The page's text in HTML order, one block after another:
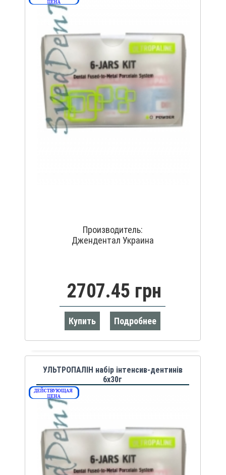
Производитель:
Джендентал Украина
2707.45 грн
Купить Подробнее
УЛЬТРОПАЛІН набір інтенсив-дентинів
6х30г